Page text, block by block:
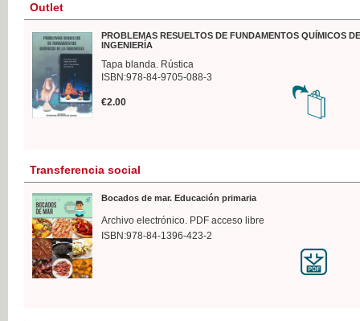
Outlet
PROBLEMAS RESUELTOS DE FUNDAMENTOS QUÍMICOS
INGENIERÍA
Tapa blanda. Rústica
ISBN:978-84-9705-088-3
€2.00
Transferencia social
Bocados de mar. Educación primaria
Archivo electrónico. PDF acceso libre
ISBN:978-84-1396-423-2